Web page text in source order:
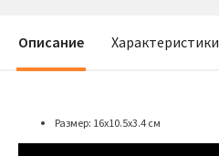
Описание Характеристики
Размер: 16х10.5х3.4 см